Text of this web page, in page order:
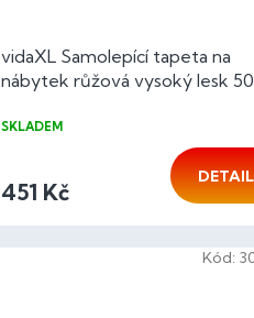
vidaXL Samolepící tapeta na
nábytek růžová vysoký lesk
SKLADEM
451 Kč
DETAIL
Kód: